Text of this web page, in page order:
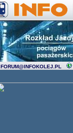
FORUM@INFOKOLEJ.PL